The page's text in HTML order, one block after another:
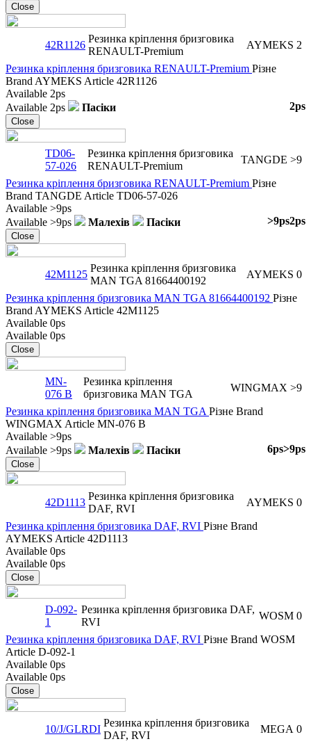
Close
42R1126
Резинка кріплення бризговика
RENAULT-Premium
AYMEKS 2
Резинка кріплення бризговика RENAULT-Premium Різне
Brand AYMEKS Article 42R1126
Available 2ps
Available 2ps Пасіки 2ps
Close
TD06-
57-026
Резинка кріплення бризговика
RENAULT-Premium
TANGDE >9
Резинка кріплення бризговика RENAULT-Premium Різне
Brand TANGDE Article TD06-57-026
Available >9ps
Available >9ps Малехів 2ps
Пасіки >9ps
Close
42M1125
Резинка кріплення бризговика
MAN TGA 81664400192
AYMEKS 0
Резинка кріплення бризговика MAN TGA 81664400192 Різне
Brand AYMEKS Article 42M1125
Available 0ps
Available 0ps
Close
MN-
076 B
Резинка кріплення
бризговика MAN TGA
WINGMAX >9
Резинка кріплення бризговика MAN TGA Різне Brand
WINGMAX Article MN-076 B
Available >9ps
Available >9ps Малехів >9ps
Пасіки 6ps
Close
42D1113
Резинка кріплення бризговика
DAF, RVI
AYMEKS 0
Резинка кріплення бризговика DAF, RVI Різне Brand
AYMEKS Article 42D1113
Available 0ps
Available 0ps
Close
D-092-
1
Резинка кріплення бризговика DAF,
RVI
WOSM 0
Резинка кріплення бризговика DAF, RVI Різне Brand WOSM
Article D-092-1
Available 0ps
Available 0ps
Close
10/J/GLRDI
Резинка кріплення бризговика
DAF, RVI
MEGA 0